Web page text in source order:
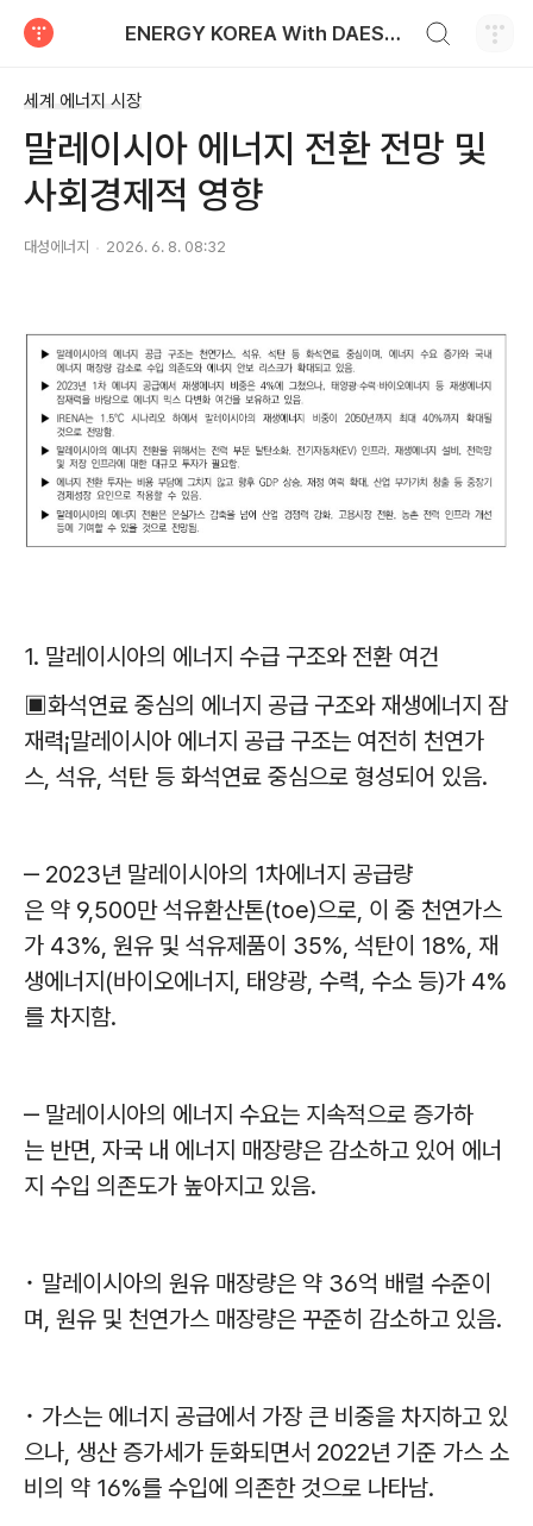
ENERGY KOREA With DAESUNG ENERGY
세계 에너지 시장
말레이시아 에너지 전환 전망 및
사회경제적 영향
대성에너지 2026. 6. 8. 08:32
1. 말레이시아의 에너지 수급 구조와 전환 여건
▣화석연료 중심의 에너지 공급 구조와 재생에너지 잠
재력¡말레이시아 에너지 공급 구조는 여전히 천연가
스, 석유, 석탄 등 화석연료 중심으로 형성되어 있음.
‒ 2023년 말레이시아의 1차에너지 공급량
은 약 9,500만 석유환산톤(toe)으로, 이 중 천연가스
가 43%, 원유 및 석유제품이 35%, 석탄이 18%, 재
생에너지(바이오에너지, 태양광, 수력, 수소 등)가 4%
를 차지함.
‒ 말레이시아의 에너지 수요는 지속적으로 증가하
는 반면, 자국 내 에너지 매장량은 감소하고 있어 에너
지 수입 의존도가 높아지고 있음.
･ 말레이시아의 원유 매장량은 약 36억 배럴 수준이
며, 원유 및 천연가스 매장량은 꾸준히 감소하고 있음.
･ 가스는 에너지 공급에서 가장 큰 비중을 차지하고 있
으나, 생산 증가세가 둔화되면서 2022년 기준 가스 소
비의 약 16%를 수입에 의존한 것으로 나타남.